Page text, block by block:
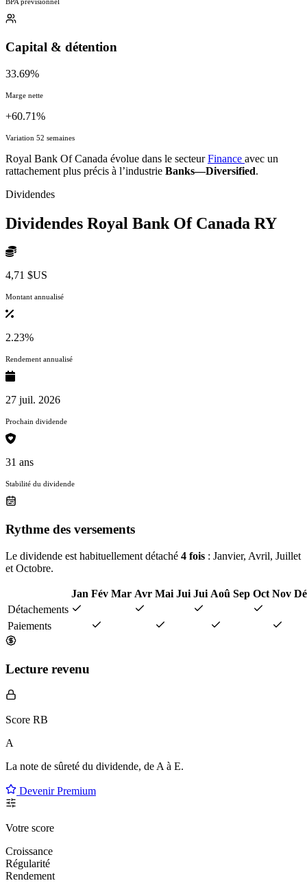
Capital & détention
33.69%
Marge nette
+60.71%
Variation 52 semaines
Royal Bank Of Canada évolue dans le secteurFinance avec un
rattachement plus précis à l’industrie Banks—Diversified.
Dividendes
Dividendes Royal Bank Of Canada RY
4,71 $US
Montant annualisé
2.23%
Rendement annualisé
27 juil. 2026
Prochain dividende
31 ans
Stabilité du dividende
Rythme des versements
Le dividende est habituellement détaché 4 fois : Janvier, Avril, Juillet
et Octobre.
Jan Fév Mar Avr Mai Jui Jui Aoû Sep Oct Nov
Détachements
Paiements
Lecture revenu
Score RB
A
La note de sûreté du dividende, de A à E.
Devenir Premium
Votre score
Croissance
Régularité
Rendement